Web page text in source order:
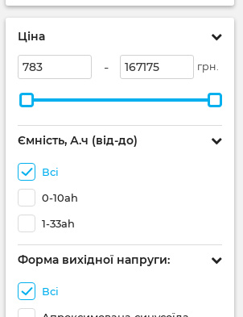
Ціна
- грн.
Ємність, А.ч (від-до)
Всі
0-10ah
1-33ah
Форма вихідної напруги:
Всі